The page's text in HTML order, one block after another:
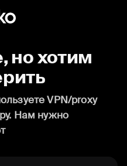
но хотим
VPN/proxy
Нам нужно